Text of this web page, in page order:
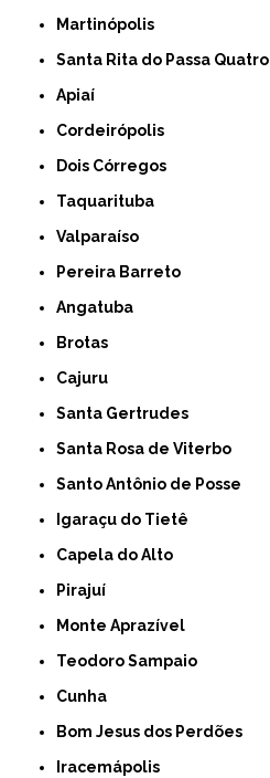
Martinópolis
Santa Rita do Passa Quatro
Apiaí
Cordeirópolis
Dois Córregos
Taquarituba
Valparaíso
Pereira Barreto
Angatuba
Brotas
Cajuru
Santa Gertrudes
Santa Rosa de Viterbo
Santo Antônio de Posse
Igaraçu do Tietê
Capela do Alto
Pirajuí
Monte Aprazível
Teodoro Sampaio
Cunha
Bom Jesus dos Perdões
Iracemápolis